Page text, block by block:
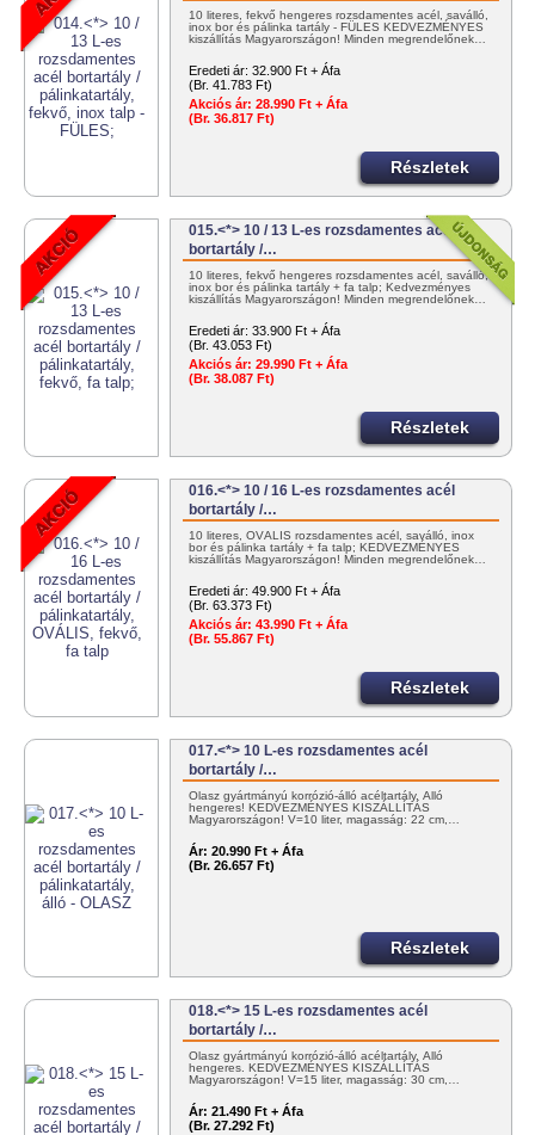
10 literes, fekvő hengeres rozsdamentes acél, saválló,
inox bor és pálinka tartály - FÜLES KEDVEZMÉNYES
kiszállítás Magyarországon! Minden megrendelőnek…
Eredeti ár: 32.900 Ft + Áfa
(Br. 41.783 Ft)
Akciós ár: 28.990 Ft + Áfa
(Br. 36.817 Ft)
Részletek
015.<*> 10 / 13 L-es rozsdamentes acél
bortartály /…
10 literes, fekvő hengeres rozsdamentes acél, saválló,
inox bor és pálinka tartály + fa talp; Kedvezményes
kiszállítás Magyarországon! Minden megrendelőnek…
Eredeti ár: 33.900 Ft + Áfa
(Br. 43.053 Ft)
Akciós ár: 29.990 Ft + Áfa
(Br. 38.087 Ft)
Részletek
016.<*> 10 / 16 L-es rozsdamentes acél
bortartály /…
10 literes, OVÁLIS rozsdamentes acél, saválló, inox
bor és pálinka tartály + fa talp; KEDVEZMÉNYES
kiszállítás Magyarországon! Minden megrendelőnek…
Eredeti ár: 49.900 Ft + Áfa
(Br. 63.373 Ft)
Akciós ár: 43.990 Ft + Áfa
(Br. 55.867 Ft)
Részletek
017.<*> 10 L-es rozsdamentes acél
bortartály /…
Olasz gyártmányú korrózió-álló acéltartály. Álló
hengeres! KEDVEZMÉNYES KISZÁLLÍTÁS
Magyarországon! V=10 liter, magasság: 22 cm,…
Ár: 20.990 Ft + Áfa
(Br. 26.657 Ft)
Részletek
018.<*> 15 L-es rozsdamentes acél
bortartály /…
Olasz gyártmányú korrózió-álló acéltartály. Álló
hengeres. KEDVEZMÉNYES KISZÁLLÍTÁS
Magyarországon! V=15 liter, magasság: 30 cm,…
Ár: 21.490 Ft + Áfa
(Br. 27.292 Ft)